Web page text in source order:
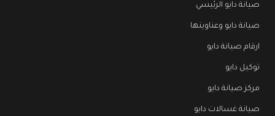
صيانة دايو الرئيسي
صيانة دايو وعناوينها
ارقام صيانة دايو
توكيل دايو
مركز صيانة دايو
صيانة غسالات دايو